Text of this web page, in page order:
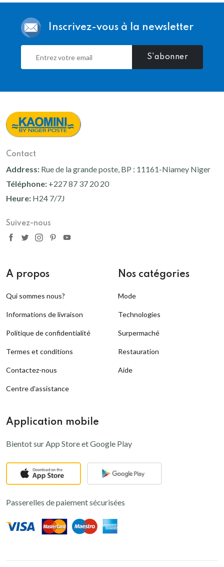
9 000 Fcfa
Amla
4 000 Fcfa
Ricin Noir
3 000 Fcfa
Inscrivez-vous à la newsletter
S'abonner
Contact
Address: Rue de la grande poste, BP : 11161-Niamey Niger
Téléphone: +227 87 37 20 20
Heure: H24 7/7J
Suivez-nous
A propos
Qui sommes nous?
Informations de livraison
Politique de confidentialité
Termes et conditions
Contactez-nous
Centre d'assistance
Nos catégories
Mode
Technologies
Surpermaché
Restauration
Aide
Application mobile
Bientot sur App Store et Google Play
Passerelles de paiement sécurisées